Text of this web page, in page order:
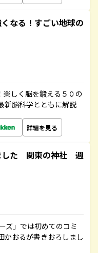
なる！すごい地球の
楽しく脳を鍛える５０の
新脳科学とともに解説
詳細を見る
した 関東の神社 週
ズ」では初めてのコミ
かおるが書きおろしまし